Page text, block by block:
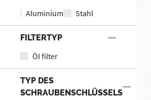
Aluminium Stahl
FILTERTYP
Öl filter
TYP DES
SCHRAUBENSCHLÜSSELS